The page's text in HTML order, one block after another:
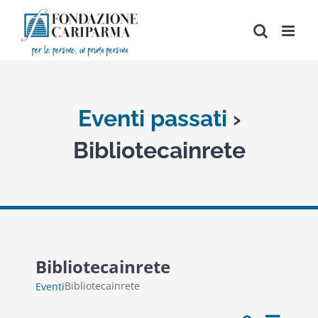
contenuto
Eventi passati ›
Bibliotecainrete
Bibliotecainrete
EventiBibliotecainrete